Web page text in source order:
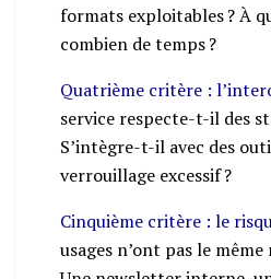
formats exploitables ? À
combien de temps ?
Quatrième critère :
service respecte-t-il des
S’intègre-t-il avec des
verrouillage excessif ?
Cinquième critère : le
usages n’ont pas le